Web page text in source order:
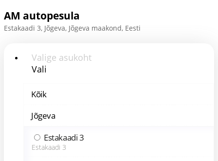
AM autopesula
Estakaadi 3, Jõgeva, Jõgeva maakond, Eesti
Valige asukoht
Vali
Kõik
Jõgeva
Estakaadi 3
Estakaadi 3